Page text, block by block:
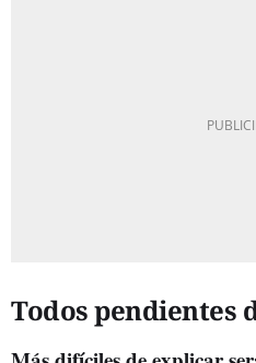
Todos pendientes